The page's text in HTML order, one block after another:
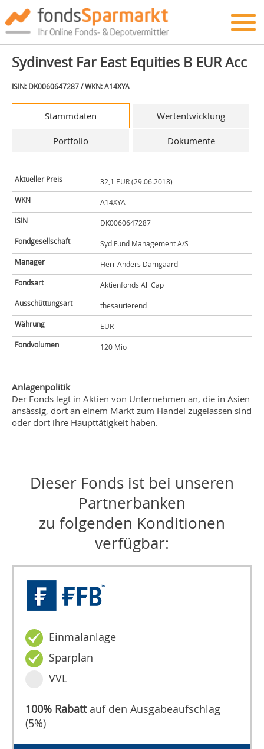
Sydinvest Far East Equities B EUR Acc
ISIN: DK0060647287 / WKN: A14XYA
Stammdaten Wertentwicklung
Portfolio Dokumente
Aktueller Preis
32,1 EUR (29.06.2018)
WKN
A14XYA
ISIN
DK0060647287
Fondgesellschaft
Syd Fund Management A/S
Manager
Herr Anders Damgaard
Fondsart
Aktienfonds All Cap
Ausschüttungsart
thesaurierend
Währung
EUR
Fondvolumen
120 Mio
Anlagenpolitik
Der Fonds legt in Aktien von Unternehmen an, die in Asien
ansässig, dort an einem Markt zum Handel zugelassen sind
oder dort ihre Haupttätigkeit haben.
Dieser Fonds ist bei unseren
Partnerbanken
zu folgenden Konditionen
verfügbar:
Einmalanlage
Sparplan
VVL
100% Rabattauf den Ausgabeaufschlag
(5%)